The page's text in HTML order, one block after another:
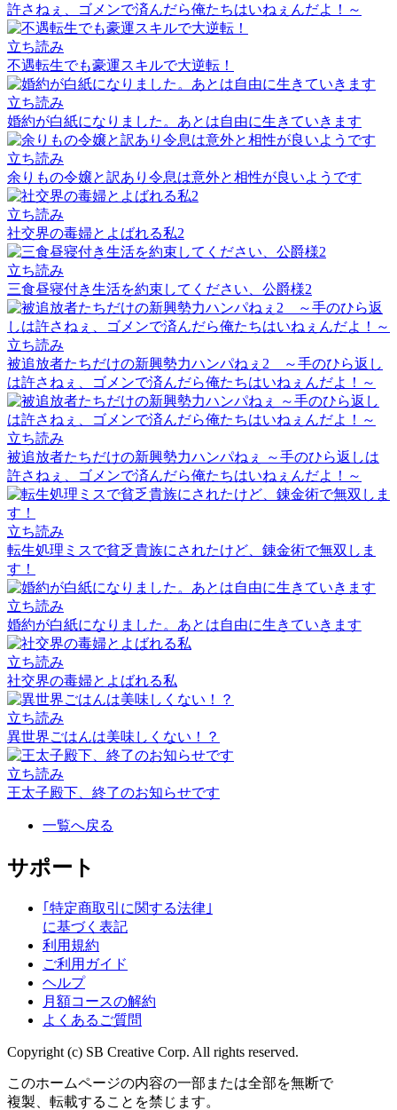
許さねぇ、ゴメンで済んだら俺たちはいねぇんだよ！～
立ち読み
不遇転生でも豪運スキルで大逆転！
立ち読み
婚約が白紙になりました。あとは自由に生きていきます
立ち読み
余りもの令嬢と訳あり令息は意外と相性が良いようです
立ち読み
社交界の毒婦とよばれる私2
立ち読み
三食昼寝付き生活を約束してください、公爵様2
立ち読み
被追放者たちだけの新興勢力ハンパねぇ2 ～手のひら返し
は許さねぇ、ゴメンで済んだら俺たちはいねぇんだよ！～
立ち読み
被追放者たちだけの新興勢力ハンパねぇ ～手のひら返しは
許さねぇ、ゴメンで済んだら俺たちはいねぇんだよ！～
立ち読み
転生処理ミスで貧乏貴族にされたけど、錬金術で無双しま
す！
立ち読み
婚約が白紙になりました。あとは自由に生きていきます
立ち読み
社交界の毒婦とよばれる私
立ち読み
異世界ごはんは美味しくない！？
立ち読み
王太子殿下、終了のお知らせです
一覧へ戻る
サポート
｢特定商取引に関する法律｣
に基づく表記
利用規約
ご利用ガイド
ヘルプ
月額コースの解約
よくあるご質問
Copyright (c) SB Creative Corp. All rights reserved.
このホームページの内容の一部または全部を無断で
複製、転載することを禁じます。